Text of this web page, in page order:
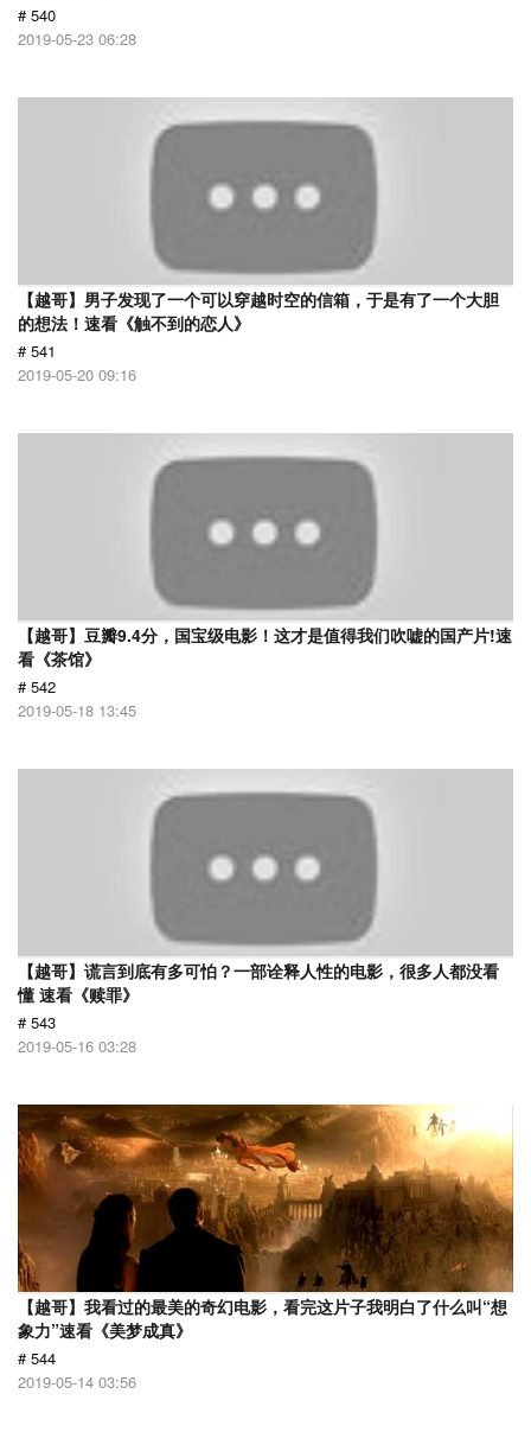
# 540
2019-05-23 06:28
【越哥】男子发现了一个可以穿越时空的信箱，于是有了一个大胆
的想法！速看《触不到的恋人》
# 541
2019-05-20 09:16
【越哥】豆瓣9.4分，国宝级电影！这才是值得我们吹嘘的国产片!速
看《茶馆》
# 542
2019-05-18 13:45
【越哥】谎言到底有多可怕？一部诠释人性的电影，很多人都没看
懂 速看《赎罪》
# 543
2019-05-16 03:28
【越哥】我看过的最美的奇幻电影，看完这片子我明白了什么叫“想
象力”速看《美梦成真》
# 544
2019-05-14 03:56